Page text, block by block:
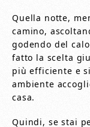
Quella notte,
camino,
godendo del
fatto la scelta
più efficiente e
ambiente
casa.
Quindi, se stai